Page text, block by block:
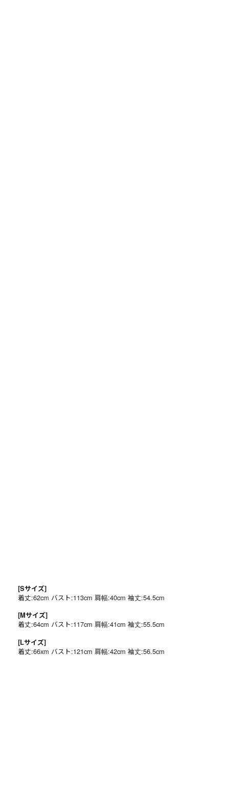
[Sサイズ]
着丈:62cm バスト:113cm 肩幅:40cm 袖丈:54.5cm
[Mサイズ]
着丈:64cm バスト:117cm 肩幅:41cm 袖丈:55.5cm
[Lサイズ]
着丈:66xm バスト:121cm 肩幅:42cm 袖丈:56.5cm